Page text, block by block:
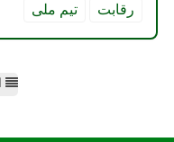
رقابت
تیم ملی